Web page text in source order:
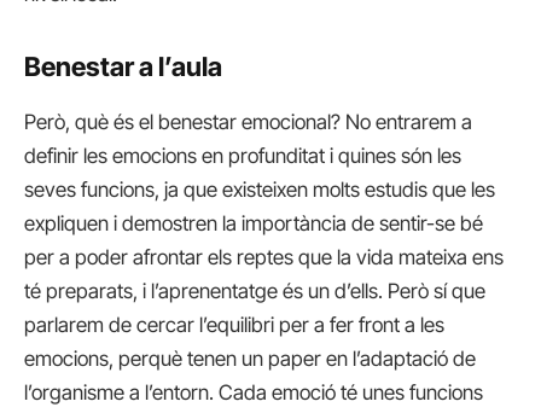
Benestar a l’aula
Però, què és el benestar emocional? No entrarem a
definir les emocions en profunditat i quines són les
seves funcions, ja que existeixen molts estudis que les
expliquen i demostren la importància de sentir-se bé
per a poder afrontar els reptes que la vida mateixa ens
té preparats, i l’aprenentatge és un d’ells. Però sí que
parlarem de cercar l’equilibri per a fer front a les
emocions, perquè tenen un paper en l’adaptació de
l’organisme a l’entorn. Cada emoció té unes funcions